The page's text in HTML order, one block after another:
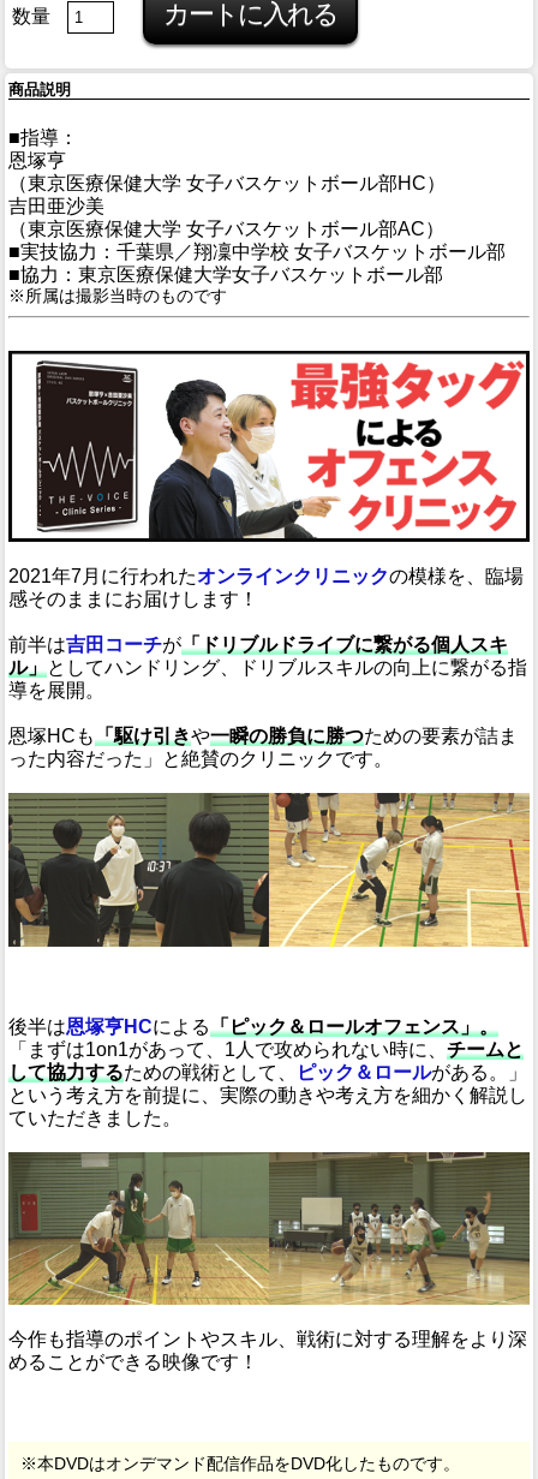
数量
商品説明
■指導：
恩塚亨
（東京医療保健大学 女子バスケットボール部HC）
吉田亜沙美
（東京医療保健大学 女子バスケットボール部AC）
■実技協力：千葉県／翔凜中学校 女子バスケットボール部
■協力：東京医療保健大学女子バスケットボール部
※所属は撮影当時のものです
2021年7月に行われたオンラインクリニックの模様を、臨場
感そのままにお届けします！
前半は吉田コーチが「ドリブルドライブに繋がる個人スキ
ル」としてハンドリング、ドリブルスキルの向上に繋がる指
導を展開。
恩塚HCも「駆け引きや一瞬の勝負に勝つための要素が詰ま
った内容だった」と絶賛のクリニックです。
後半は恩塚亨HCによる「ピック＆ロールオフェンス」。
「まずは1on1があって、1人で攻められない時に、 チームと
して協力するための戦術として、 ピック＆ロールがある。」
という考え方を前提に、実際の動きや考え方を細かく解説し
ていただきました。
今作も指導のポイントやスキル、戦術に対する理解をより深
めることができる映像です！
※本DVDはオンデマンド配信作品をDVD化したものです。